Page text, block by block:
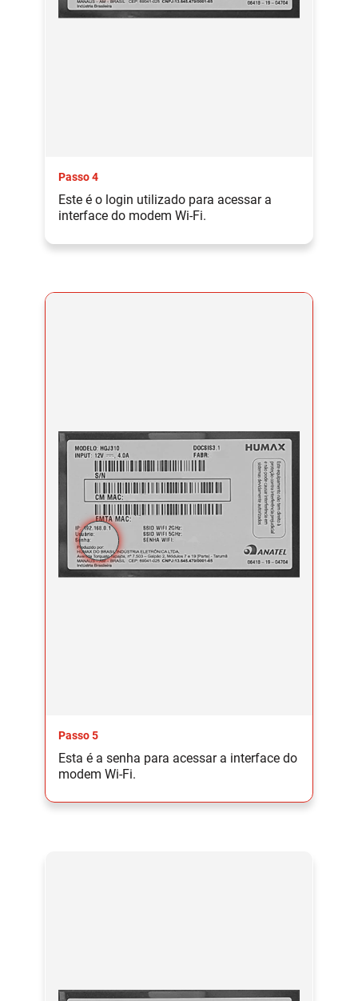
Passo 4
Este é o login utilizado para acessar a
interface do modem Wi-Fi.
Passo 5
Esta é a senha para acessar a interface do
modem Wi-Fi.